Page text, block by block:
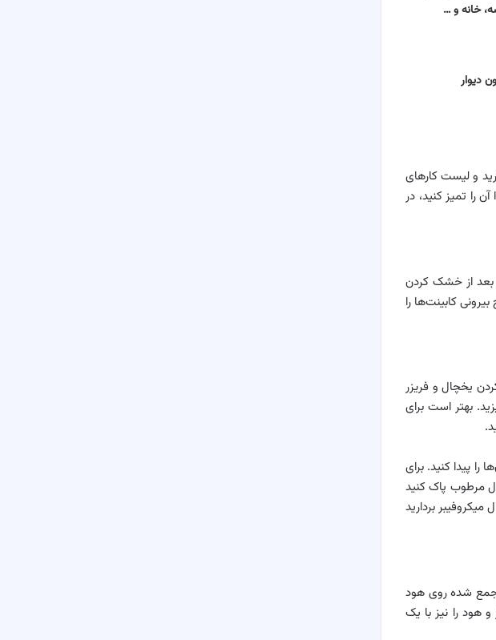
دیوار
و لیست کارهای
را تمیز کنید، در
بعد از خشک کردن
کابینت‌ها را
یخچال و فریزر
بهتر است برای
پیدا کنید. برای
مرطوب پاک کنید
بردارید
جمع شده روی هود
هود را نیز با یک